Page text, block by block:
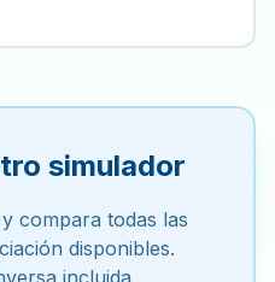
simulador
compara todas las
disponibles.
incluida.